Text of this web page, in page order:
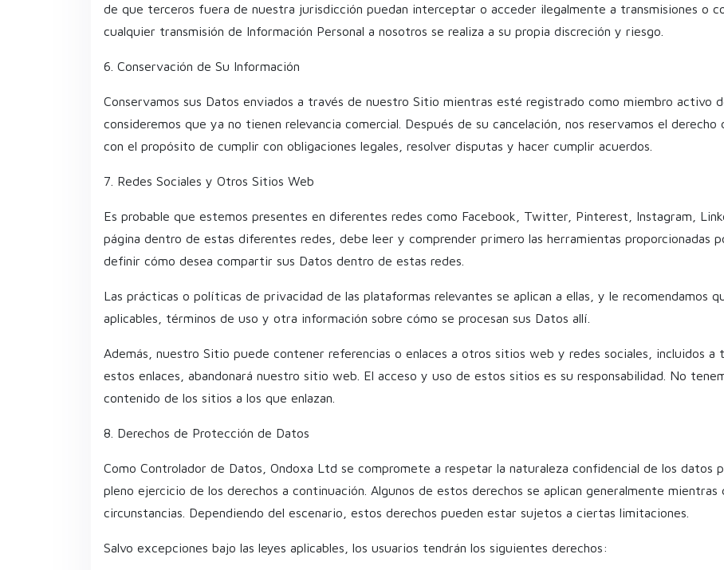
de que terceros fuera de nuestra jurisdicción puedan interceptar o acceder ilegalmente a transmisiones o
cualquier transmisión de Información Personal a nosotros se realiza a su propia discreción y riesgo.
6. Conservación de Su Información
Conservamos sus Datos enviados a través de nuestro Sitio mientras esté registrado como miembro activo
consideremos que ya no tienen relevancia comercial. Después de su cancelación, nos reservamos el
con el propósito de cumplir con obligaciones legales, resolver disputas y hacer cumplir acuerdos.
7. Redes Sociales y Otros Sitios Web
Es probable que estemos presentes en diferentes redes como Facebook, Twitter, Pinterest, Instagram,
página dentro de estas diferentes redes, debe leer y comprender primero las herramientas proporcionadas
definir cómo desea compartir sus Datos dentro de estas redes.
Las prácticas o políticas de privacidad de las plataformas relevantes se aplican a ellas, y le recomendamos
aplicables, términos de uso y otra información sobre cómo se procesan sus Datos allí.
Además, nuestro Sitio puede contener referencias o enlaces a otros sitios web y redes sociales, incluidos a
estos enlaces, abandonará nuestro sitio web. El acceso y uso de estos sitios es su responsabilidad. No
contenido de los sitios a los que enlazan.
8. Derechos de Protección de Datos
Como Controlador de Datos, Ondoxa Ltd se compromete a respetar la naturaleza confidencial de los datos
pleno ejercicio de los derechos a continuación. Algunos de estos derechos se aplican generalmente
circunstancias. Dependiendo del escenario, estos derechos pueden estar sujetos a ciertas limitaciones.
Salvo excepciones bajo las leyes aplicables, los usuarios tendrán los siguientes derechos: